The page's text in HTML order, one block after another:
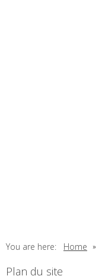
You are here: Home
Plan du site